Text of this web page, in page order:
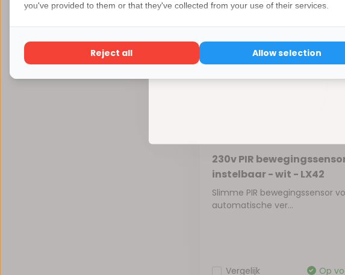
230v PIR
instelbaar - wit - LX42
Slimme PIR bewegingssensor
automatische ver...
Vergelijk Op
you've provided to them or that they've collected from your use of their services.
Reject all Allow selection